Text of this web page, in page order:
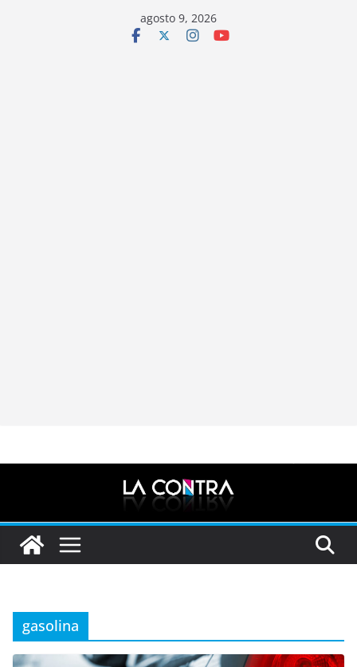
agosto 9, 2026
gasolina